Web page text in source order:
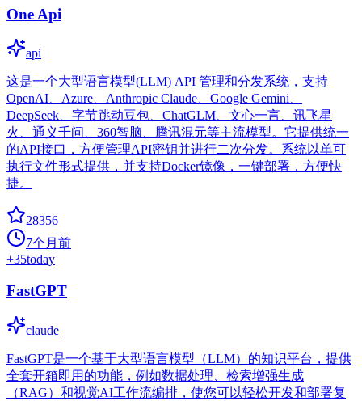
One Api
api
这是一个大型语言模型(LLM) API 管理和分发系统，支持
OpenAI、Azure、Anthropic Claude、Google Gemini、
DeepSeek、字节跳动豆包、ChatGLM、文心一言、讯飞星
火、通义千问、360智脑、腾讯混元等主流模型。它提供统一
的API接口，方便管理API密钥并进行二次分发。系统以单可
执行文件形式提供，并支持Docker镜像，一键部署，方便快
捷。
28356
7个月前
+35today
FastGPT
claude
FastGPT是一个基于大型语言模型（LLM）的知识平台，提供
全套开箱即用的功能，例如数据处理、检索增强生成
（RAG）和视觉AI工作流编排，使您可以轻松开发和部署复